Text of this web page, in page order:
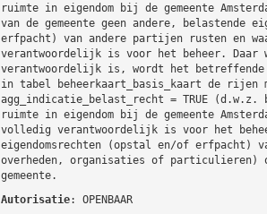
ruimte in eigendom bij de gemeente
van de gemeente geen andere, belastende
erfpacht) van andere partijen rusten en
verantwoordelijk is voor het beheer. Daar
verantwoordelijk is, wordt het
in tabel beheerkaart_basis_kaart de rijen
agg_indicatie_belast_recht = TRUE
ruimte in eigendom bij de gemeente
volledig verantwoordelijk is voor het
eigendomsrechten (opstal en/of erfpacht)
overheden, organisaties of particulieren)
gemeente.
Autorisatie: OPENBAAR